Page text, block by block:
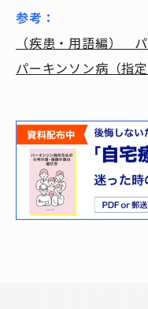
参考：
（疾患・用語編）
パーキンソン病（指定